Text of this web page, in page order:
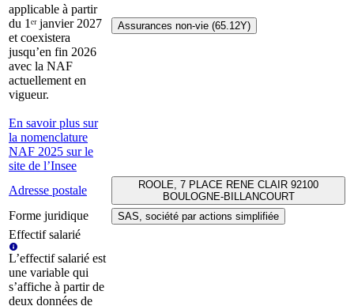
applicable à partir
du 1ᵉʳ janvier 2027
et coexistera
jusqu’en fin 2026
avec la NAF
actuellement en
vigueur.
En savoir plus sur
la nomenclature
NAF 2025 sur le
site de l’Insee
Assurances non-vie (65.12Y)
Adresse postale
ROOLE, 7 PLACE RENE CLAIR 92100
BOULOGNE-BILLANCOURT
Forme juridique SAS, société par actions simplifiée
Effectif salarié
L’effectif salarié est
une variable qui
s’affiche à partir de
deux données de